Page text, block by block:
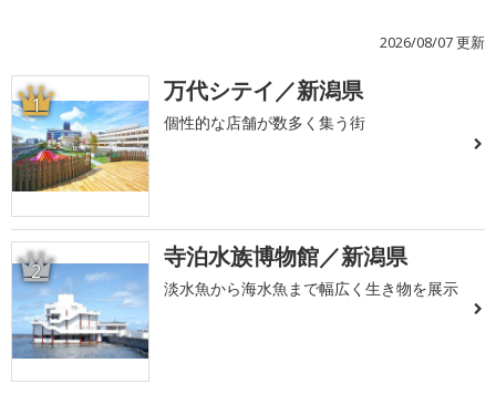
2026/08/07 更新
1 万代シテイ／新潟県
個性的な店舗が数多く集う街
2 寺泊水族博物館／新潟県
淡水魚から海水魚まで幅広く生き物を展示